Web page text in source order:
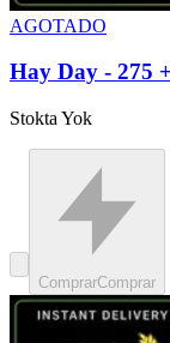
AGOTADO
Hay Day - 275
Stokta Yok
ComprarComprar